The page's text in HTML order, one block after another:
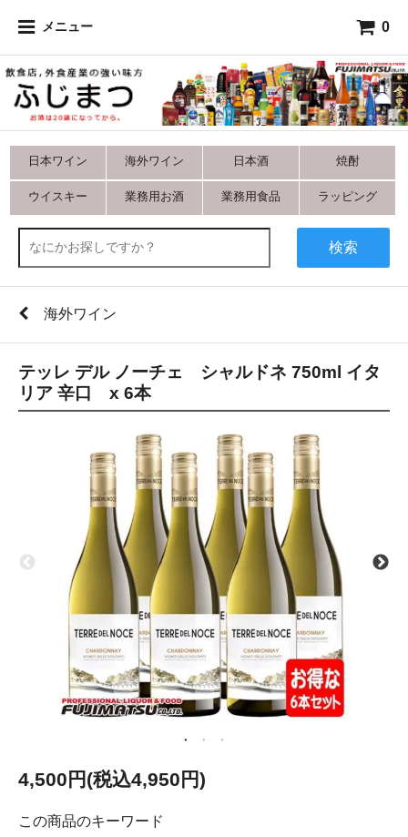
メニュー 0
日本ワイン 海外ワイン 日本酒 焼酎
ウイスキー 業務用お酒 業務用食品 ラッピング
検索
海外ワイン
テッレ デル ノーチェ シャルドネ 750ml イタ
リア 辛口 x 6本
4,500円(税込4,950円)
この商品のキーワード